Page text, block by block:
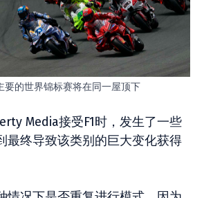
要的世界锦标赛将在同一屋顶下
Media接受F1时，发生了一些
最终导致该类别的巨大变化获得